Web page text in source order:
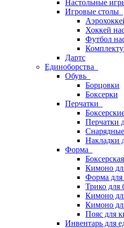
Настольные
Игровые столы
Хоккей
Футбол
Дартс
Единоборства
Обувь
Борцовки
Боксерки
Перчатки
Перчатки
Накладки
Форма
Кимоно
Форма для
Трико для
Кимоно
Кимоно
Пояс для
Инвентарь для